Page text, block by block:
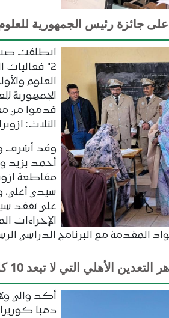
انطلقت
2" فعاليات
العلوم
قدموا من
الثلاث:
وقد أشرف
أحمد بزيد
مقاطعة
سيدي أعلي،
على تفقد
الإجراءات
المقدمة مع البرنامج الدراسي
التي لا تبعد 10 كلم عن الحدود"
أكد والي
دمبا